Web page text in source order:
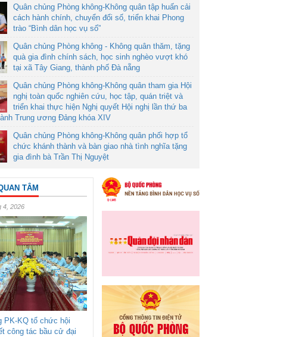
Quân chủng Phòng không-Không quân tập huấn cải
cách hành chính, chuyển đổi số, triển khai Phong
trào “Bình dân học vụ số”
Quân chủng Phòng không - Không quân thăm, tặng
quà gia đình chính sách, học sinh nghèo vượt khó
tại xã Tây Giang, thành phố Đà nẵng
Quân chủng Phòng không-Không quân tham gia Hội
nghị toàn quốc nghiên cứu, học tập, quán triệt và
triển khai thực hiện Nghị quyết Hội nghị lần thứ ba
Trung ương Đảng khóa XIV
Quân chủng Phòng không-Không quân phối hợp tổ
chức khánh thành và bàn giao nhà tình nghĩa tặng
gia đình bà Trần Thị Nguyệt
TÂM
4, 2026
PK-KQ tổ chức hội
công tác bầu cử đại